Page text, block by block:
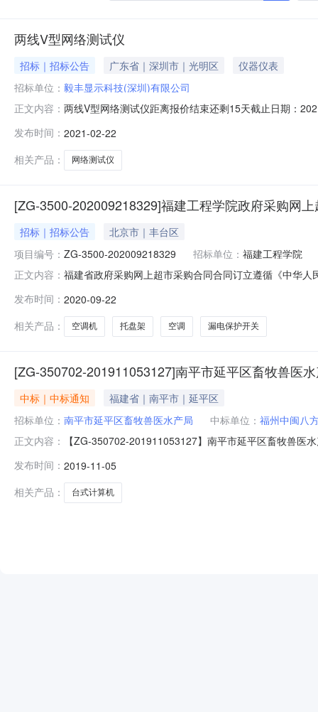
两线V型网络测试仪
招标｜招标公告 广东省｜深圳市｜光明区
仪器仪表
招标单位： 毅丰显示科技(深圳)有限公司
正文内容： 两线V型网络测试仪距离报价结束还剩15天截止日期：
发布时间： 2021-02-22
相关产品：
网络测试仪
[ZG-3500-202009218329]福建工程学院政府采购网
招标｜招标公告
北京市｜丰台区
项目编号： ZG-3500-202009218329 招标单位： 福建工程学院
正文内容： 福建省政府采购网上超市采购合同合同订立遵循《中华
QT-202009-B3353-FJGGZY)，并通过网上超市以直购
发布时间： 2020-09-22
相关产品：
空调机 托盘架 空调 漏电保护开关
[ZG-350702-201911053127]南平市延平区畜牧兽医
中标｜中标通知
福建省｜南平市｜延平区
招标单位： 南平市延平区畜牧兽医水产局 中标单位： 福州中闽八
正文内容：
【ZG-350702-201911053127】南平市延平区畜牧兽医
商)：福州中闽八方贸易有限公司根据甲方通过福建省政
发布时间： 2019-11-05
相关产品：
台式计算机